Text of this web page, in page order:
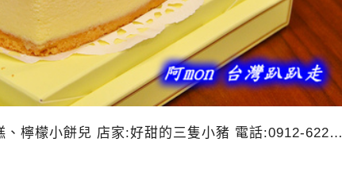
檸檬小餅兒 店家:好甜的三隻小豬 電話:0912-622…